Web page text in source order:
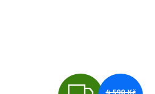
4 590 Kč